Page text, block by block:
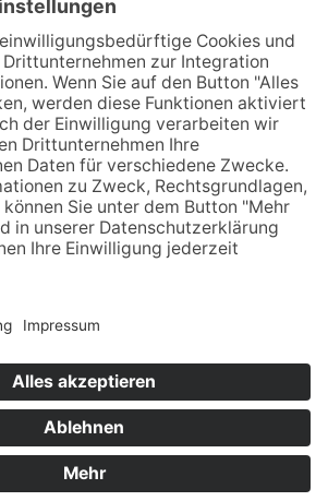
Haus kommen Menschen
zusammen – als Gäste und
unsere Räumlichkeiten sind nicht
gestaltet, das Hotel „Haus vom
wird seit März 2009
betrieben. Wir
für Menschen mit
ermöglichen ihnen dadurch die
Arbeitsleben.
an der erfüllenden
im herzlichen Umgang mit
Unsere Mitarbeiterinnen und
für eine persönliche, familiäre
ihrem aufmerksamen Service
uns wie zu Hause fühlen.